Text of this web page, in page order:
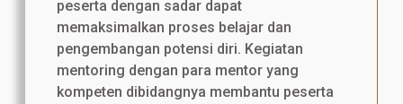
peserta dengan sadar dapat
memaksimalkan proses belajar dan
pengembangan potensi diri. Kegiatan
mentoring dengan para mentor yang
kompeten dibidangnya membantu peserta